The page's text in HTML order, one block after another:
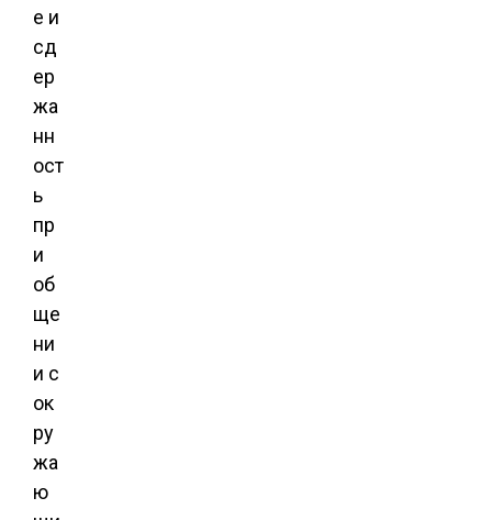
е и
сд
ер
жа
нн
ост
ь
пр
и
об
ще
ни
и с
ок
ру
жа
ю